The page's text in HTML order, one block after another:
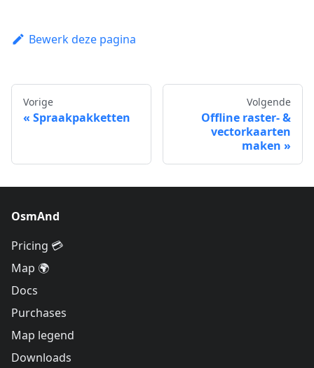
Bewerk deze pagina
Vorige
Spraakpakketten
Volgende
Offline raster- &
vectorkaarten
maken
OsmAnd
Pricing 💳
Map 🌍
Docs
Purchases
Map legend
Downloads